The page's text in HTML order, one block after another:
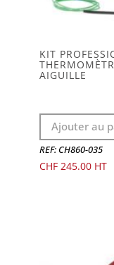
KIT
AIGUILLE
Ajouter au
REF: CH860-035
CHF245.00